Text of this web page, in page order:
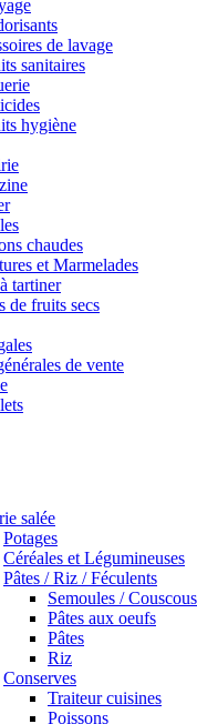
de lavage
sanitaires
hygiène
chaudes
et Marmelades
tartiner
de fruits secs
de vente
salée
Potages
Céréales et Légumineuses
Pâtes / Riz / Féculents
Semoules /
Pâtes aux oeufs
Pâtes
Riz
Conserves
Traiteur cuisines
Poissons